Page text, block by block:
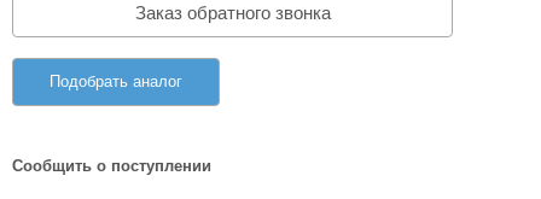
Заказ обратного звонка
Подобрать аналог
Сообщить о поступлении